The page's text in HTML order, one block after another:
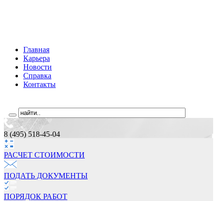
Главная
Карьера
Новости
Справка
Контакты
8 (495) 518-45-04
РАСЧЕТ СТОИМОCТИ
ПОДАТЬ ДОКУМЕНТЫ
ПОРЯДОК РАБОТ